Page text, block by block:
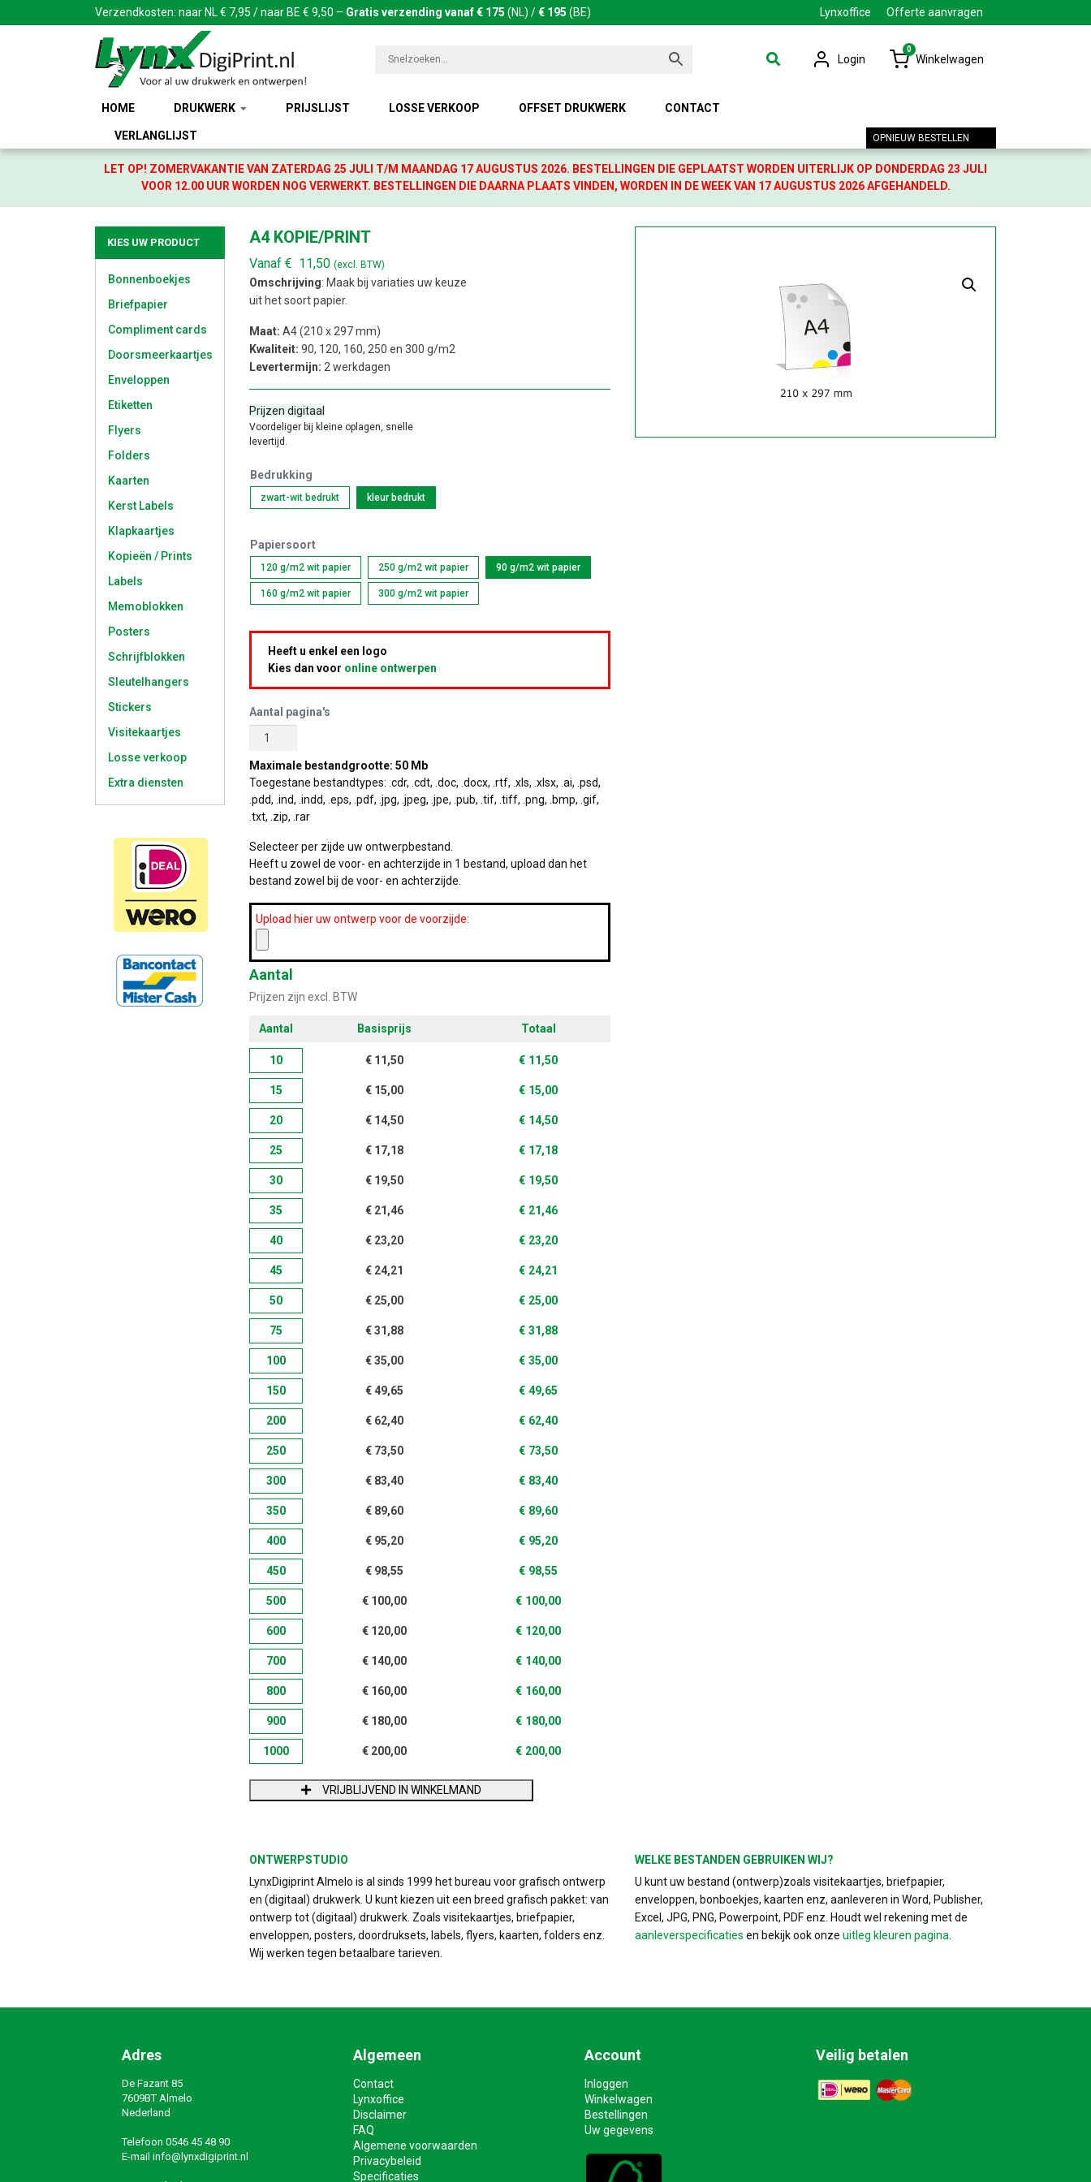
Verzendkosten: naar NL € 7,95 / naar BE € 9,50 – Gratis verzending vanaf € 175 (NL) /€ 195 (BE) Lynxoffice Offerte aanvragen
Login
0
Winkelwagen
HOME DRUKWERK PRIJSLIJST LOSSE VERKOOP OFFSET DRUKWERK CONTACT
VERLANGLIJST OPNIEUW BESTELLEN
LET OP! ZOMERVAKANTIE VAN ZATERDAG 25 JULI T/M MAANDAG 17 AUGUSTUS 2026. BESTELLINGEN DIE GEPLAATST WORDEN UITERLIJK OP DONDERDAG 23 JULI
VOOR 12.00 UUR WORDEN NOG VERWERKT. BESTELLINGEN DIE DAARNA PLAATS VINDEN, WORDEN IN DE WEEK VAN 17 AUGUSTUS 2026 AFGEHANDELD.
KIES UW PRODUCT
Bonnenboekjes
Briefpapier
Compliment cards
Doorsmeerkaartjes
Enveloppen
Etiketten
Flyers
Folders
Kaarten
Kerst Labels
Klapkaartjes
Kopieën / Prints
Labels
Memoblokken
Posters
Schrijfblokken
Sleutelhangers
Stickers
Visitekaartjes
Losse verkoop
Extra diensten
A4 KOPIE/PRINT
Vanaf € 11,50 (excl. BTW)
Omschrijving: Maak bij variaties uw keuze
uit het soort papier.
Maat: A4 (210 x 297 mm)
Kwaliteit: 90, 120, 160, 250 en 300 g/m2
Levertermijn: 2 werkdagen
Prijzen digitaal
Voordeliger bij kleine oplagen, snelle
levertijd.
Bedrukking
zwart-wit bedrukt kleur bedrukt
Papiersoort
120 g/m2 wit papier 250 g/m2 wit papier 90 g/m2 wit papier
160 g/m2 wit papier 300 g/m2 wit papier
Heeft u enkel een logo
Kies dan voor online ontwerpen
Aantal pagina's
Maximale bestandgrootte: 50 Mb
Toegestane bestandtypes: .cdr, .cdt, .doc, .docx, .rtf, .xls, .xlsx, .ai, .psd,
.pdd, .ind, .indd, .eps, .pdf, .jpg, .jpeg, .jpe, .pub, .tif, .tiff, .png, .bmp, .gif,
.txt, .zip, .rar
Selecteer per zijde uw ontwerpbestand.
Heeft u zowel de voor- en achterzijde in 1 bestand, upload dan het
bestand zowel bij de voor- en achterzijde.
Upload hier uw ontwerp voor de voorzijde:
Aantal
Prijzen zijn excl. BTW
Aantal Basisprijs Totaal
10 € 11,50 € 11,50
15 € 15,00 € 15,00
20 € 14,50 € 14,50
25 € 17,18 € 17,18
30 € 19,50 € 19,50
35 € 21,46 € 21,46
40 € 23,20 € 23,20
45 € 24,21 € 24,21
50 € 25,00 € 25,00
75 € 31,88 € 31,88
100 € 35,00 € 35,00
150 € 49,65 € 49,65
200 € 62,40 € 62,40
250 € 73,50 € 73,50
300 € 83,40 € 83,40
350 € 89,60 € 89,60
400 € 95,20 € 95,20
450 € 98,55 € 98,55
500 € 100,00 € 100,00
600 € 120,00 € 120,00
700 € 140,00 € 140,00
800 € 160,00 € 160,00
900 € 180,00 € 180,00
1000 € 200,00 € 200,00
VRIJBLIJVEND IN WINKELMAND
ONTWERPSTUDIO
LynxDigiprint Almelo is al sinds 1999 het bureau voor grafisch ontwerp
en (digitaal) drukwerk. U kunt kiezen uit een breed grafisch pakket: van
ontwerp tot (digitaal) drukwerk. Zoals visitekaartjes, briefpapier,
enveloppen, posters, doordruksets, labels, flyers, kaarten, folders enz.
Wij werken tegen betaalbare tarieven.
WELKE BESTANDEN GEBRUIKEN WIJ?
U kunt uw bestand (ontwerp)zoals visitekaartjes, briefpapier,
enveloppen, bonboekjes, kaarten enz, aanleveren in Word, Publisher,
Excel, JPG, PNG, Powerpoint, PDF enz. Houdt wel rekening met de
aanleverspecificaties en bekijk ook onze uitleg kleuren pagina.
Adres
De Fazant 85
7609BT Almelo
Nederland
Telefoon 0546 45 48 90
E-mail info@lynxdigiprint.nl
Algemeen
Contact
Lynxoffice
Disclaimer
FAQ
Algemene voorwaarden
Privacybeleid
Specificaties
Account
Inloggen
Winkelwagen
Bestellingen
Uw gegevens
Veilig betalen